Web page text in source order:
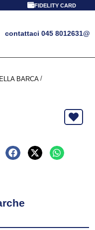
FIDELITY CARD
contattaci 045 8012631@
BARCA /